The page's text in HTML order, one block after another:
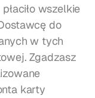
wszelkie
do
w tych
Zgadzasz
karty